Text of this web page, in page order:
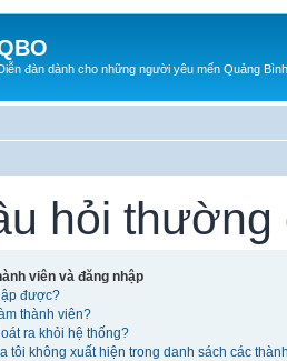
đàn dành cho những người yêu mến Quảng Bình
hỏi thường
viên và đăng nhập
được?
thành viên?
ra khỏi hệ thống?
tôi không xuất hiện trong danh sách các